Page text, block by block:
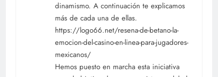
dinamismo. A continuación te explicamos
más de cada una de ellas.
https://logo66.net/resena-de-betano-la-
emocion-del-casino-en-linea-para-jugadores-
mexicanos/
Hemos puesto en marcha esta iniciativa